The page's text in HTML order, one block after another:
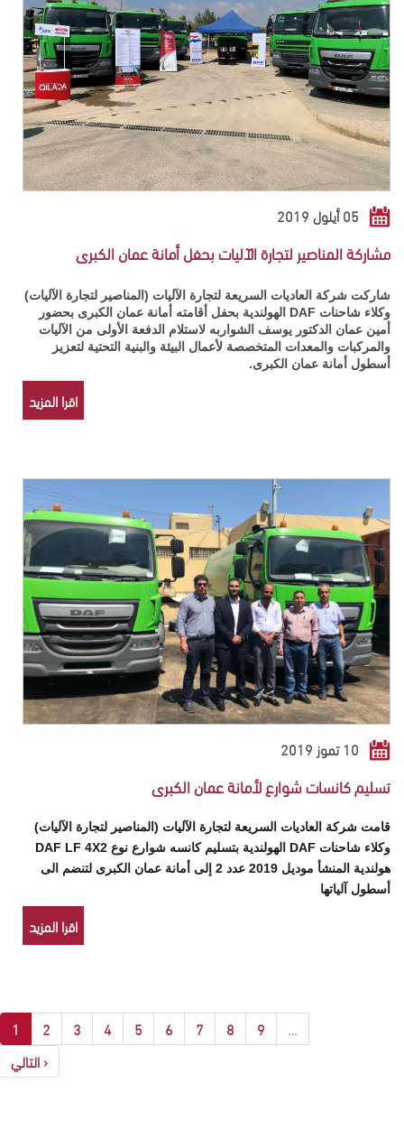
05 أيلول 2019
مشاركة المناصير لتجارة الآليات بحفل أمانة عمان الكبرى
شاركت شركة العاديات السريعة لتجارة الآليات (المناصير لتجارة الآليات)
وكلاء شاحنات DAF الهولندية بحفل أقامته أمانة عمان الكبرى بحضور
أمين عمان الدكتور يوسف الشواربه لاستلام الدفعة الأولى من الآليات
والمركبات والمعدات المتخصصة لأعمال البيئة والبنية التحتية لتعزيز
أسطول أمانة عمان الكبرى.
اقرا المزيد
10 تموز 2019
تسليم كانسات شوارع لأمانة عمان الكبرى
قامت شركة العاديات السريعة لتجارة الآليات (المناصير لتجارة الآليات)
وكلاء شاحنات DAF الهولندية بتسليم كانسه شوارع نوع DAF LF 4X2
هولندية المنشأ موديل 2019 عدد 2 إلى أمانة عمان الكبرى لتنضم الى
أسطول آلياتها
اقرا المزيد
1 2 3 4 5 6 7 8 9
…
‹ التالي